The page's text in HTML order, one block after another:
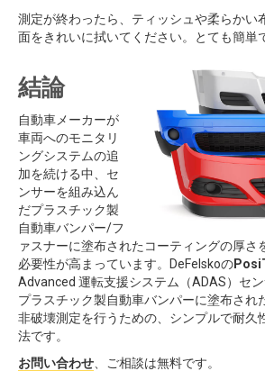
測定が終わったら、ティッシュや柔らかい
面をきれいに拭いてください。とても簡単
結論
自動車メーカーが
車両へのモニタリ
ングシステムの追
加を続ける中、セ
ンサーを組み込ん
だプラスチック製
自動車バンパー/フ
ァスナーに塗布されたコーティングの厚さ
必要性が高まっています。DeFelskoの
Advanced 運転支援システム（ADAS）セ
プラスチック製自動車バンパーに塗布され
非破壊測定を行うための、シンプルで耐久
法です。
お問い合わせ 、ご相談は無料です。